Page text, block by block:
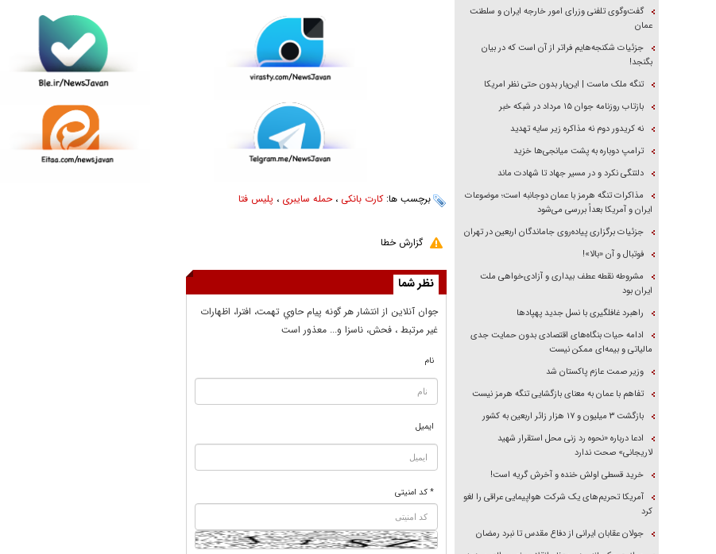
برچسب ها:کارت بانکی ،حمله سایبری ، پلیس فتا
گزارش خطا
نظر شما
جوان آنلاين از انتشار هر گونه پيام حاوي تهمت، افترا، اظهارات
غير مرتبط ، فحش، ناسزا و... معذور است
نام
ایمیل
* کد امنیتی
گفت‌وگوی تلفنی وزرای امور خارجه ایران و سلطنت
عمان
جزئیات شکنجه‌هایم فراتر از آن است که در بیان
بگنجد!
تنگه ملک ماست | این‌بار بدون حتی نظر امریکا
بازتاب روزنامه جوان ۱۵ مرداد در شبکه خبر
نه کریدور دوم نه مذاکره زیر سایه تهدید
ترامپ دوباره به پشت میانجی‌ها خزید
دلتنگی نکرد و در مسیر جهاد تا شهادت ماند
مذاکرات تنگه هرمز با عمان دوجانبه است؛ موضوعات
ایران و آمریکا بعداً بررسی می‌شود
جزئیات برگزاری پیاده‌روی جاماندگان اربعین در تهران
فوتبال و آن «بالا»!
مشروطه نقطه عطف بیداری و آزادی‌خواهی ملت
ایران بود
راهبرد غافلگیری با نسل جدید پهپاد‌ها
ادامه حیات بنگاه‌های اقتصادی بدون حمایت جدی
مالیاتی و بیمه‌ای ممکن نیست
وزیر صمت عازم پاکستان شد
تفاهم با عمان به معنای بازگشایی تنگه هرمز نیست
بازگشت ۳ میلیون و ۱۷ هزار زائر اربعین به کشور
ادعا درباره «نحوه رد زنی محل استقرار شهید
لاریجانی» صحت ندارد
خرید قسطی اولش خنده و آخرش گریه است!
آمریکا تحریم‌های یک شرکت هواپیمایی عراقی را لغو
کرد
جولان عقابان ایرانی از دفاع مقدس تا نبرد رمضان